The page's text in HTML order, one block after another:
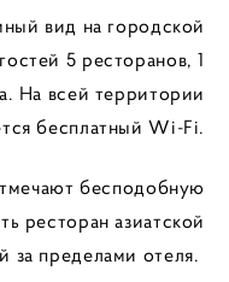
вид на городской
5 ресторанов, 1
На всей территории
бесплатный Wi-Fi.
бесподобную
ресторан азиатской
за пределами отеля.